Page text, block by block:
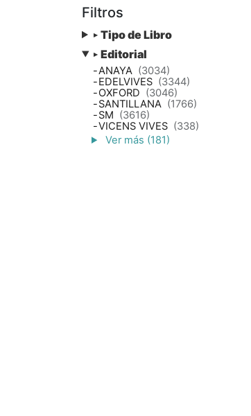
Filtros
▸ Tipo de Libro
▸ Editorial
-ANAYA (3034)
-EDELVIVES (3344)
-OXFORD (3046)
-SANTILLANA (1766)
-SM (3616)
-VICENS VIVES (338)
Ver más (181)